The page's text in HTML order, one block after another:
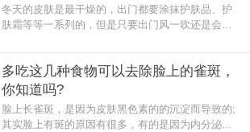
冬天的皮肤是最干燥的，出门都要涂抹护肤品、护
肤霜等等一系列的，但是只要出门风一吹还是会被
肤不好，有斑怎么办?别着急，
多吃这几种食物可以去除脸上的雀斑，
你知道吗?
脸上长雀斑，是因为皮肤黑色素的的沉淀而导致的;
其实脸上有斑的原因有很多，有的是因为内分泌失